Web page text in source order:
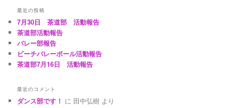
シ
ョ
ン
最近の投稿
7月30日 茶道部 活動報告
茶道部活動報告
バレー部報告
ビーチバレーボール活動報告
茶道部7月16日 活動報告
最近のコメント
ダンス部です！ に 田中弘樹 より